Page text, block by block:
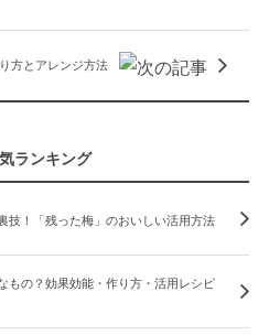
方とアレンジ方法
ランキング
技！「残った梅」のおいしい活用方法
もの？効果効能・作り方・活用レシピ